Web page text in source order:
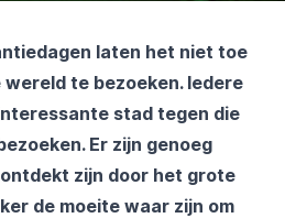
laten het niet toe
wereld te bezoeken. Iedere
stad tegen die
Er zijn genoeg
zijn door het grote
de moeite waar zijn om